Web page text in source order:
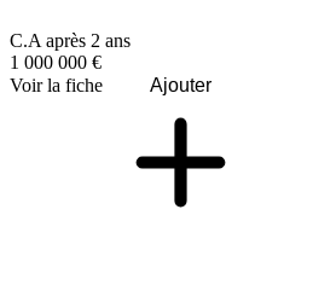
C.A après 2 ans
1 000 000 €
Voir la fiche
Ajouter